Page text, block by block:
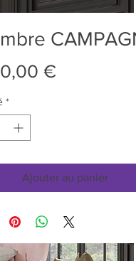
€
*
Ajouter au panier